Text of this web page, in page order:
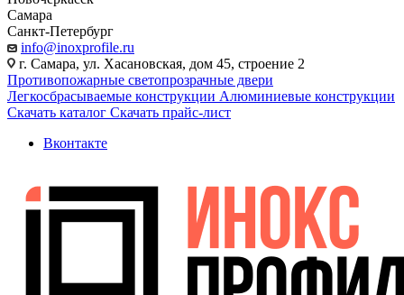
Самара
Санкт-Петербург
info@inoxprofile.ru
г. Самара, ул. Хасановская, дом 45, строение 2
Противопожарные светопрозрачные двери
Легкосбрасываемые конструкции Алюминиевые конструкции
Скачать каталог Скачать прайс-лист
Вконтакте